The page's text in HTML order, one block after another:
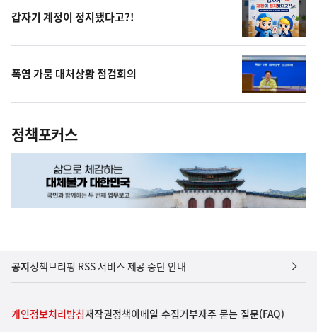
갑자기 계정이 정지됐다고?!
폭염 가뭄 대처상황 점검회의
정책포커스
공지정책브리핑 RSS 서비스 제공 중단 안내
개인정보처리방침저작권정책이메일 수집거부자주 묻는 질문(FAQ)